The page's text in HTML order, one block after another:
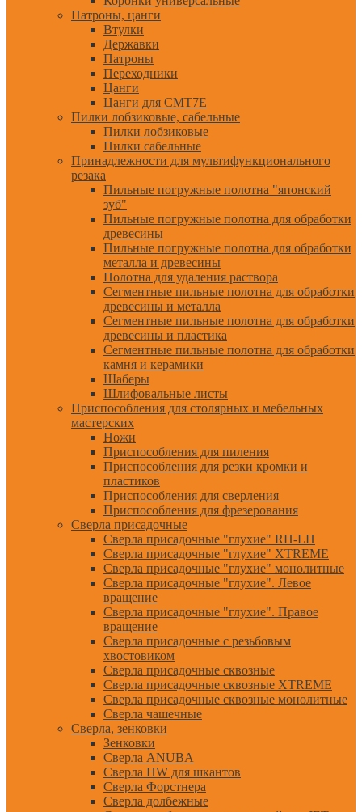
Патроны, цанги
Втулки
Державки
Патроны
Переходники
Цанги
Цанги для CMT7E
Пилки лобзиковые, сабельные
Пилки лобзиковые
Пилки сабельные
Принадлежности для мультифункционального
резака
Пильные погружные полотна "японский
зуб"
Пильные погружные полотна для обработки
древесины
Пильные погружные полотна для обработки
металла и древесины
Полотна для удаления раствора
Сегментные пильные полотна для обработки
древесины и металла
Сегментные пильные полотна для обработки
древесины и пластика
Сегментные пильные полотна для обработки
камня и керамики
Шаберы
Шлифовальные листы
Приспособления для столярных и мебельных
мастерских
Ножи
Приспособления для пиления
Приспособления для резки кромки и
пластиков
Приспособления для сверления
Приспособления для фрезерования
Сверла присадочные
Сверла присадочные "глухие" RH-LH
Сверла присадочные "глухие" XTREME
Сверла присадочные "глухие" монолитные
Сверла присадочные "глухие". Левое
вращение
Сверла присадочные "глухие". Правое
вращение
Сверла присадочные с резьбовым
хвостовиком
Сверла присадочные сквозные
Сверла присадочные сквозные XTREME
Сверла присадочные сквозные монолитные
Сверла чашечные
Сверла, зенковки
Зенковки
Сверла ANUBA
Сверла HW для шкантов
Сверла Форстнера
Сверла долбежные